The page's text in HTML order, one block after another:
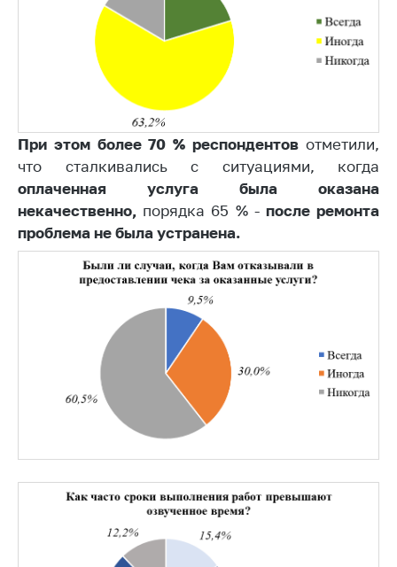
Решение Комиссии
по установлению
факта нарушения
(отсутствия)
нарушения
антимонопольного
законодательства
Предостережения и
предупреждения
Общественное
обсуждение
проектов
Маркировка
товаров
Упрощение условий
ведения бизнеса
Рекомендации по
предотвращению
распространения
COVID-19 для
питания, бытового
обслуживания
Обучение по
вопросам
При этом более 70 % респондентов отметили,
что сталкивались с ситуациями, когда
оплаченная услуга была оказана
некачественно, порядка 65 % - после ремонта
проблема не была устранена.